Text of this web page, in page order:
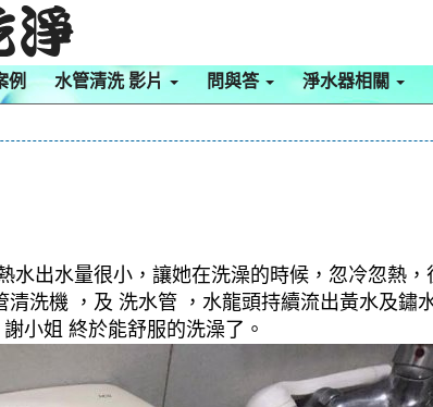
例 水管清洗 影片 問與答 淨水器相關
水出水量很小，讓她在洗澡的時候，忽冷忽熱
洗機 ，及 洗水管 ，水龍頭持續流出黃水及
小姐 終於能舒服的洗澡了。